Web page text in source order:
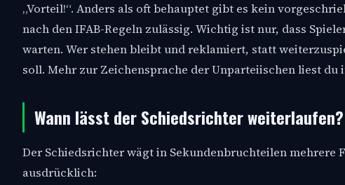
„Vorteil!“. Anders als oft behauptet gibt es kein
nach den IFAB-Regeln zulässig. Wichtig ist nur, dass
warten. Wer stehen bleibt und reklamiert, statt
soll. Mehr zur Zeichensprache der Unparteiischen liest du
Wann lässt der Schiedsrichter weiterlaufen?
Der Schiedsrichter wägt in Sekundenbruchteilen mehrere
ausdrücklich: